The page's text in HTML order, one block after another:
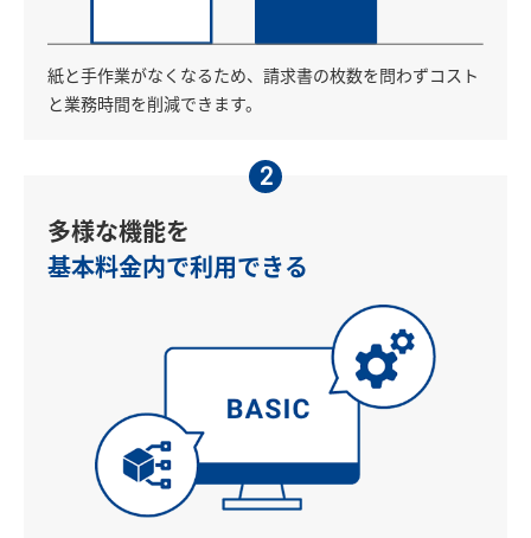
紙と手作業がなくなるため、請求書の枚数を問わずコスト
と業務時間を削減できます。
2
多様な機能を
基本料金内で利用できる